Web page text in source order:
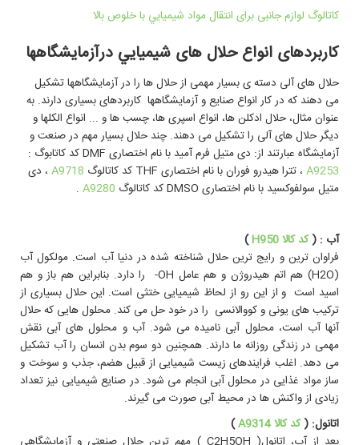
کاتالوگ لوازم جانبی برای انتقال مواد شيميايي با خلوص بالا
کاربردهای انواع حلال های شيميايي درآزمايشگاهها
حلال های آلی دسته ی بسیار مهمی از حلال ها را در آزمايشگاهها تشکیل
می دهند که در کار انواع صنايع و آزمايشگاهها کاربردهای بسیاری دارند. به
عنوان مثال، حلال ادکلن ها، انواع اسپری ها، چسب ها و ... انواع الکلها و
دیگر حلال های آلی را تشکیل می دهند. چند حلال بسیار مهم در صنعت و
آزمايشگاه عبارتند از: دی متیل فرم آمید با نام اختصاری DMF کد کاتابوگ :
A9253، تترا هیدرو فوران با نام اختصاری THF کد کاتالوگ A9718، دی
متیل سولفوکسید با نام اختصاری DMSO کد کاتالوگ
A9280
.
آب : (کد کالا H950
)
فراوان ترین و رایج ترین حلال شناخته شده در دنيا آب است. مولکول آب
(H
2
O) هم اتم هیدروژن و هم عامل OH- را دارد. بنابراین هم باز و هم
اسید است و از این رو از لحاظ شیمیایی ختثی است. این حلال بسياری از
ترکیب های یونی و کووالانسی را در خود حل می کند. محلول هایی که حلال
آنها آب است، محلول آبی نامیده می شود. آب و محلول های آبی نقش
مهمی در زندگی روزانه ما دارند. همچنين دو سوم بدن انسان را آب تشکیل
می دهد. اغلب فرایندهای زیست شیمیایی از قبیل هضم، جذب و سوخت و
ساز مواد غذایی در محلول آبی انجام می شود. در صنایع شیمیایی نیز تعداد
زیادی از واکنش ها در محیط آبی صورت می گیرند.
اتانول: (کد کالا A9314
)